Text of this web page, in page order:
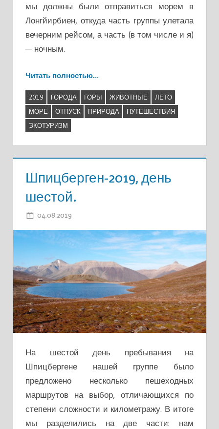
мы должны были отправиться морем в
Лонгйирбиен, откуда часть группы улетала
вечерним рейсом, а часть (в том числе и я)
— ночным.
Читать полностью…
2019 ГОРОДА ГОРЫ ЖИВОТНЫЕ
ЛЕТО
МОРЕ
ОТПУСК ПРИРОДА
ПУТЕШЕСТВИЯ
ЭКОТУРИЗМ
Шпицберген-2019, день
шестой.
04.08.2019
На шестой день пребывания на
Шпицбергене нашей группе было
предложено несколько пешеходных
маршрутов на выбор, отличающихся по
степени сложности и километражу. В итоге
мы разделились на две части: нам